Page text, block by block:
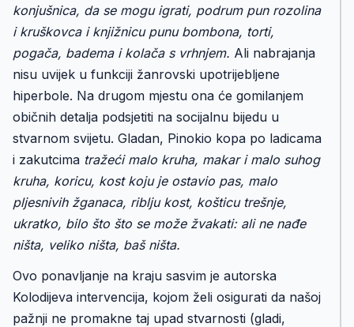
konjušnica, da se mogu igrati, podrum pun rozolina
i kruškovca i knjižnicu punu bombona, torti,
pogača, badema i kolača s vrhnjem. Ali nabrajanja
nisu uvijek u funkciji žanrovski upotrijebljene
hiperbole. Na drugom mjestu ona će gomilanjem
običnih detalja podsjetiti na socijalnu bijedu u
stvarnom svijetu. Gladan, Pinokio kopa po ladicama
i zakutcima tražeći malo kruha, makar i malo suhog
kruha, koricu, kost koju je ostavio pas, malo
pljesnivih žganaca, riblju kost, košticu trešnje,
ukratko, bilo što što se može žvakati: ali ne nađe
ništa, veliko ništa, baš ništa.
Ovo ponavljanje na kraju sasvim je autorska
Kolodijeva intervencija, kojom želi osigurati da našoj
pažnji ne promakne taj upad stvarnosti (gladi,